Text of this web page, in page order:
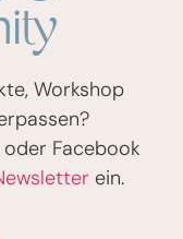
Workshop
Facebook
ein.